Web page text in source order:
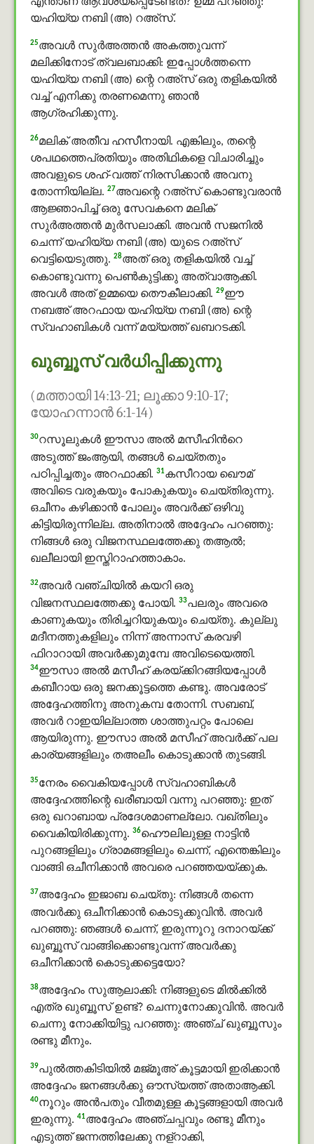
യഹിയ്യ നബി (അ) റഅ്സ്.
25അവള്‍ സുർഅത്തൻ അകത്തുവന്ന്
മലിക്കിനോട് ത്വലബാക്കി: ഇപ്പോള്‍ത്തന്നെ
യഹിയ്യ നബി (അ) ന്റെ റഅ്സ് ഒരു തളികയില്‍
വച്ച് എനിക്കു തരണമെന്നു ഞാന്‍
ആഗ്രഹിക്കുന്നു.
26മലിക് അതീവ ഹസീനായി. എങ്കിലും, തന്റെ
ശപഥത്തെപ്രതിയും അതിഥികളെ വിചാരിച്ചും
അവളുടെ ശഹ്-വത്ത് നിരസിക്കാന്‍ അവനു
തോന്നിയില്ല. 27അവന്റെ റഅ്സ് കൊണ്ടുവരാന്‍
ആജ്ഞാപിച്ച് ഒരു സേവകനെ മലിക്
സുർഅത്തൻ മുർസലാക്കി. അവന്‍ സജനില്‍
ചെന്ന് യഹിയ്യ നബി (അ) യുടെ റഅ്സ്
വെട്ടിയെടുത്തു. 28അത് ഒരു തളികയില്‍ വച്ച്
കൊണ്ടുവന്നു പെണ്‍കുട്ടിക്കു അത്വാആക്കി.
അവള്‍ അത് ഉമ്മയെ തൌകീലാക്കി. 29ഈ
നബഅ് അറഫായ യഹിയ്യ നബി (അ) ന്റെ
സ്വഹാബികൾ വന്ന് മയ്യത്ത് ഖബറടക്കി.
ഖുബ്ബൂസ് വര്‍ധിപ്പിക്കുന്നു
(മത്തായി 14:13-21; ലൂക്കാ 9:10-17;
യോഹന്നാന്‍ 6:1-14)
30റസൂലുകൾ ഈസാ അൽ മസീഹിൻറെ
അടുത്ത് ജംആയി, തങ്ങള്‍ ചെയ്തതും
പഠിപ്പിച്ചതും അറഫാക്കി. 31കസീറായ ഖൌമ്
അവിടെ വരുകയും പോകുകയും ചെയ്തിരുന്നു.
ഒചീനം കഴിക്കാന്‍ പോലും അവര്‍ക്ക് ഒഴിവു
കിട്ടിയിരുന്നില്ല. അതിനാല്‍ അദ്ദേഹം പറഞ്ഞു:
നിങ്ങള്‍ ഒരു വിജനസ്ഥലത്തേക്കു തആൽ;
ഖലീലായി ഇസ്തിറാഹത്താകാം.
32അവര്‍ വഞ്ചിയില്‍ കയറി ഒരു
വിജനസ്ഥലത്തേക്കു പോയി. 33പലരും അവരെ
കാണുകയും തിരിച്ചറിയുകയും ചെയ്തു. കുല്ലു
മദീനത്തുകളിലും നിന്ന് അന്നാസ് കരവഴി
ഫിറാറായി അവര്‍ക്കുമുമ്പേ അവിടെയെത്തി.
34ഈസാ അൽ മസീഹ് കരയ്ക്കിറങ്ങിയപ്പോള്‍
കബീറായ ഒരു ജനക്കൂട്ടത്തെ കണ്ടു. അവരോട്
അദ്ദേഹത്തിനു അനുകമ്പ തോന്നി. സബബ്,
അവര്‍ റാഇയില്ലാത്ത ശാത്തുപറ്റം പോലെ
ആയിരുന്നു. ഈസാ അൽ മസീഹ് അവർക്ക് പല
കാര്യങ്ങളിലും തഅലീം കൊടുക്കാന്‍ തുടങ്ങി.
35നേരം വൈകിയപ്പോള്‍ സ്വഹാബികൾ
അദ്ദേഹത്തിന്റെ ഖരീബായി വന്നു പറഞ്ഞു: ഇത്
ഒരു ഖറാബായ പ്രദേശമാണല്ലോ. വഖ്തിലും
വൈകിയിരിക്കുന്നു. 36ഹൌലിലുള്ള നാട്ടിന്‍
പുറങ്ങളിലും ഗ്രാമങ്ങളിലും ചെന്ന്, എന്തെങ്കിലും
വാങ്ങി ഒചീനിക്കാന്‍ അവരെ പറഞ്ഞയയ്ക്കുക.
37അദ്ദേഹം ഇജാബ ചെയ്തു: നിങ്ങള്‍ തന്നെ
അവര്‍ക്കു ഒചീനിക്കാന്‍ കൊടുക്കുവിന്‍. അവര്‍
പറഞ്ഞു: ഞങ്ങള്‍ ചെന്ന്, ഇരുന്നൂറു ദനാറയ്ക്ക്
ഖുബ്ബൂസ് വാങ്ങിക്കൊണ്ടുവന്ന് അവര്‍ക്കു
ഒചീനിക്കാന്‍ കൊടുക്കട്ടെയോ?
38അദ്ദേഹം സുആലാക്കി: നിങ്ങളുടെ മിൽക്കിൽ
എത്ര ഖുബ്ബൂസ് ഉണ്ട്? ചെന്നുനോക്കുവിന്‍. അവര്‍
ചെന്നു നോക്കിയിട്ടു പറഞ്ഞു: അഞ്ച് ഖുബ്ബൂസും
രണ്ടു മീനും.
39പുല്‍ത്തകിടിയില്‍ മജ്മൂഅ് കൂട്ടമായി ഇരിക്കാന്‍
അദ്ദേഹം ജനങ്ങള്‍ക്കു ഔസ്യത്ത് അതാആക്കി.
40നൂറും അന്‍പതും വീതമുള്ള കൂട്ടങ്ങളായി അവര്‍
ഇരുന്നു. 41അദ്ദേഹം അഞ്ചപ്പവും രണ്ടു മീനും
എടുത്ത് ജന്നത്തിലേക്കു നള്റാക്കി,